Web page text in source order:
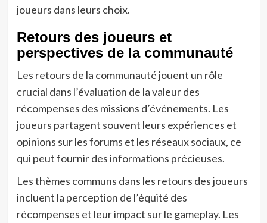
joueurs dans leurs choix.
Retours des joueurs et
perspectives de la communauté
Les retours de la communauté jouent un rôle
crucial dans l’évaluation de la valeur des
récompenses des missions d’événements. Les
joueurs partagent souvent leurs expériences et
opinions sur les forums et les réseaux sociaux, ce
qui peut fournir des informations précieuses.
Les thèmes communs dans les retours des joueurs
incluent la perception de l’équité des
récompenses et leur impact sur le gameplay. Les